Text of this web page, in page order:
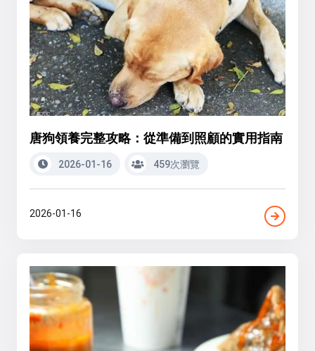
唐狗領養完整攻略：從準備到照顧的實用指南
2026-01-16 459次瀏覽
2026-01-16